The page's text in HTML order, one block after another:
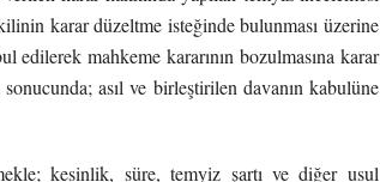
karar düzeltme isteğinde bulunması üzerine
mahkeme kararının bozulmasına karar
asıl ve birleştirilen davanın kabulüne
kesinlik, süre, temyiz şartı ve diğer usul